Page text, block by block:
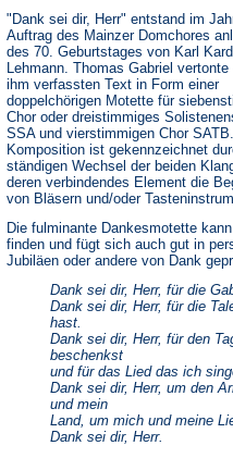
"Dank sei dir, Herr" entstand im
Auftrag des Mainzer Domchores
des 70. Geburtstages von Karl
Lehmann. Thomas Gabriel vertonte
ihm verfassten Text in Form einer
doppelchörigen Motette für
Chor oder dreistimmiges
SSA und vierstimmigen Chor
Komposition ist gekennzeichnet
ständigen Wechsel der beiden
deren verbindendes Element die
von Bläsern und/oder
Die fulminante Dankesmotette
finden und fügt sich auch gut in
Jubiläen oder andere von Dank
Dank sei dir, Herr, für die
Dank sei dir, Herr, für die
hast.
Dank sei dir, Herr, für den
beschenkst
und für das Lied das ich
Dank sei dir, Herr, um den
und mein
Land, um mich und meine
Dank sei dir, Herr.